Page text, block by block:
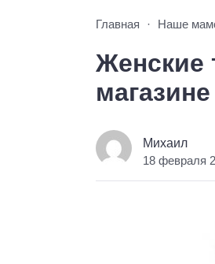
Главная Наше
Женские
Михаил
18 февраля